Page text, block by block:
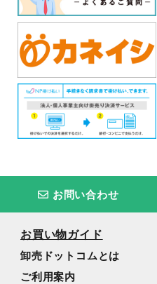
お問い合わせ
お買い物ガイド
卸売ドットコムとは
ご利用案内